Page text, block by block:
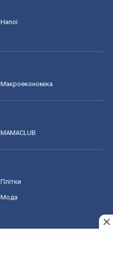
Напої
Макроекономіка
MAMACLUB
Плітки
Мода